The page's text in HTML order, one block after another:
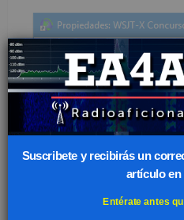
Suscribete y recibirás un
artículo
Entérate antes